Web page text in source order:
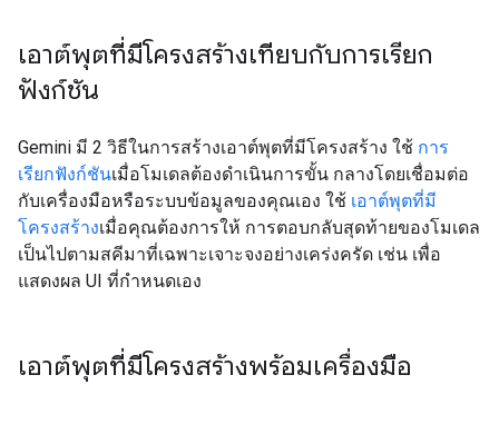
เอาต์พุตที่มีโครงสร้างเทียบกับการเรียก
ฟังก์ชัน
Gemini มี 2 วิธีในการสร้างเอาต์พุตที่มีโครงสร้าง ใช้ การ
เรียกฟังก์ชันเมื่อโมเดลต้องดำเนินการขั้น กลางโดยเชื่อมต่อ
กับเครื่องมือหรือระบบข้อมูลของคุณเอง ใช้ เอาต์พุตที่มี
โครงสร้างเมื่อคุณต้องการให้ การตอบกลับสุดท้ายของโมเดล
เป็นไปตามสคีมาที่เฉพาะเจาะจงอย่างเคร่งครัด เช่น เพื่อ
แสดงผล UI ที่กำหนดเอง
เอาต์พุตที่มีโครงสร้างพร้อมเครื่องมือ